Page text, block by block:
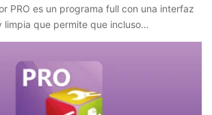
PRO es un programa full con una interfaz
limpia que permite que incluso…